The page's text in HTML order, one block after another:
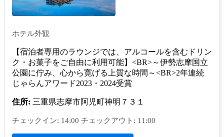
ホテル外観
【宿泊者専用のラウンジでは、アルコールを含むドリン
ク・お菓子をご自由に利用可能】<BR>～伊勢志摩国立
公園に佇み、心から寛げる上質な時間～<BR>2年連続
じゃらんアワード2023・2024受賞
住所: 三重県志摩市阿児町神明７３１
チェックイン: 14:00 チェックアウト: 11:00